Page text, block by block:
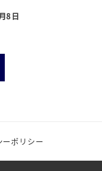
8日
ーポリシー